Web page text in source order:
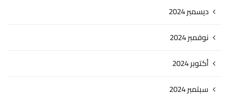
ديسمبر 2024
نوفمبر 2024
أكتوبر 2024
سبتمبر 2024